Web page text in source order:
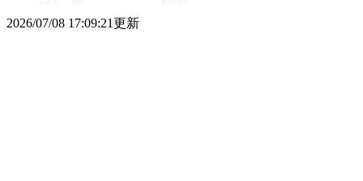
2026/07/08 17:09:21更新